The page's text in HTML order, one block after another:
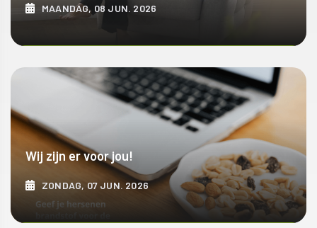
MAANDAG, 08 JUN. 2026
ONTDEK MEER
Wij zijn er voor jou!
ZONDAG, 07 JUN. 2026